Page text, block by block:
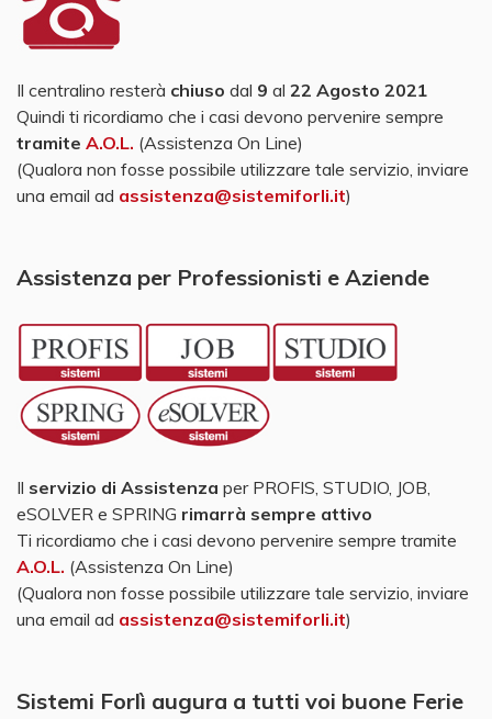
Il centralino resterà chiuso dal 9 al 22 Agosto 2021
Quindi ti ricordiamo che i casi devono pervenire sempre
tramite A.O.L. (Assistenza On Line)
(Qualora non fosse possibile utilizzare tale servizio, inviare
una email ad assistenza@sistemiforli.it)
Assistenza per Professionisti e Aziende
Il servizio di Assistenza per PROFIS, STUDIO, JOB,
eSOLVER e SPRING rimarrà sempre attivo
Ti ricordiamo che i casi devono pervenire sempre tramite
A.O.L. (Assistenza On Line)
(Qualora non fosse possibile utilizzare tale servizio, inviare
una email ad assistenza@sistemiforli.it)
Sistemi Forlì augura a tutti voi buone Ferie